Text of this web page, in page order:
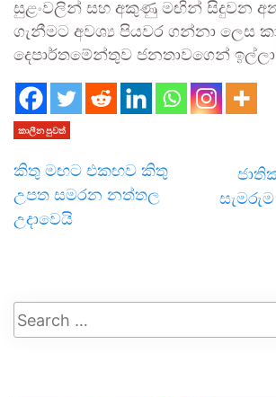
සුළංවලින් සහ අකුණු මඟින් සිදුවන
ගැනීමට අවශ්‍ය පියවර ගන්නා ලෙස
දෙපාර්තමේන්තුව ජනතාවගෙන්
කාලීන පුවත්
කිතු මඟට එකඟව කිතු
උපත සමරන නත්තල
උදාවෙයි
සැමරුම